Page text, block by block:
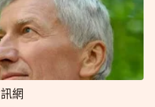
網